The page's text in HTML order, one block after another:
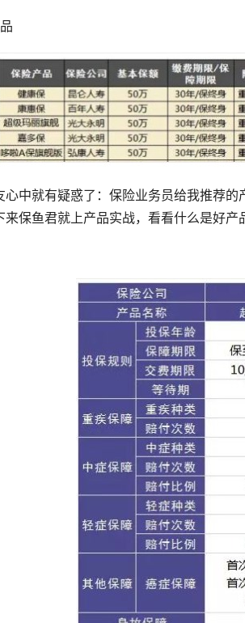
心中就有疑惑了：保险业务员给我推荐
来保鱼君就上产品实战，看看什么是好产